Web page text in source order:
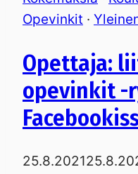
Opevinkit ·
Opettaja:
opevinkit -
25.8.2021